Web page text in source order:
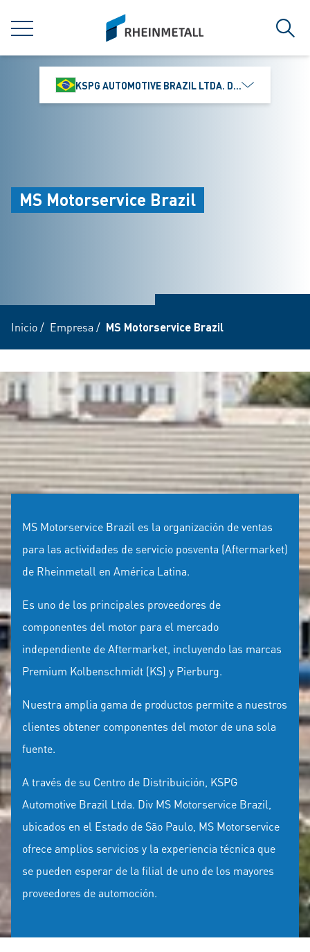
MENÚ
siteLogo
KSPG AUTOMOTIVE BRAZIL LTDA. DIVISÃO MS
MS Motorservice Brazil
Inicio/ Empresa / MS Motorservice Brazil
MS Motorservice Brazil es la organización de ventas
para las actividades de servicio posventa (Aftermarket)
de Rheinmetall en América Latina.
Es uno de los principales proveedores de
componentes del motor para el mercado
independiente de Aftermarket, incluyendo las marcas
Premium Kolbenschmidt (KS) y Pierburg.
Nuestra amplia gama de productos permite a nuestros
clientes obtener componentes del motor de una sola
fuente.
A través de su Centro de Distribuición, KSPG
Automotive Brazil Ltda. Div MS Motorservice Brazil,
ubicados en el Estado de São Paulo, MS Motorservice
ofrece amplios servicios y la experiencia técnica que
se pueden esperar de la filial de uno de los mayores
proveedores de automoción.